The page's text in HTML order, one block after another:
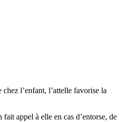
l’enfant, l’attelle favorise la
appel à elle en cas d’entorse, de